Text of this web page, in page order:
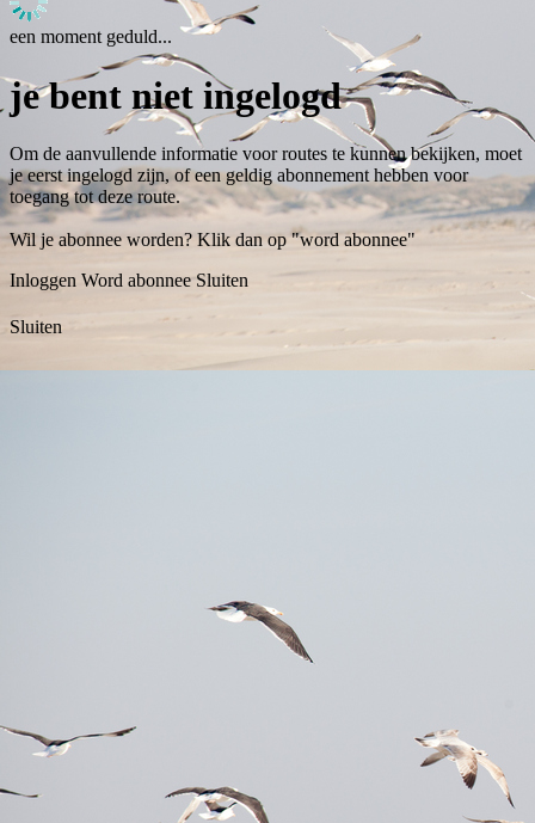
een moment geduld...
je bent niet ingelogd
Om de aanvullende informatie voor routes te kunnen bekijken, moet
je eerst ingelogd zijn, of een geldig abonnement hebben voor
toegang tot deze route.
Wil je abonnee worden? Klik dan op "word abonnee"
Inloggen Word abonnee Sluiten
Sluiten